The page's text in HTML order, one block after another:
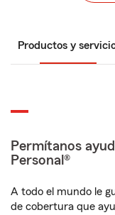
Productos y
Permítanos
Personal®
A todo el mundo le
de cobertura que